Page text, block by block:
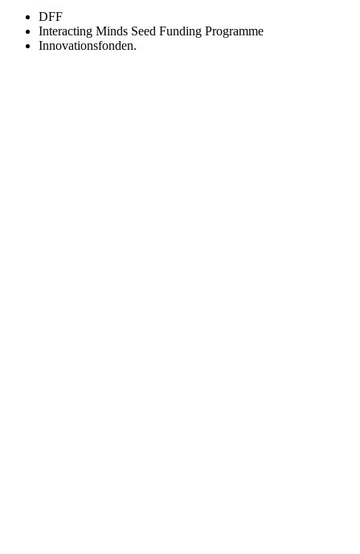
DFF
Interacting Minds Seed Funding Programme
Innovationsfonden.